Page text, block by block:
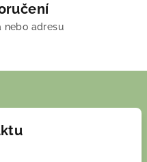
nebo adresu